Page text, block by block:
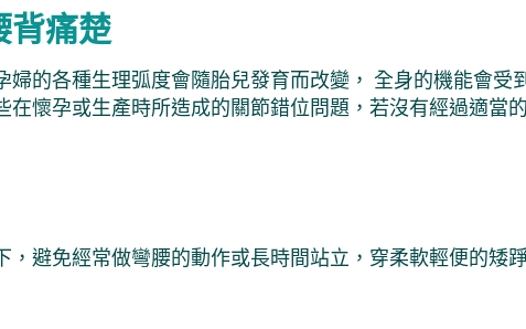
背痛楚
的各種生理弧度會隨胎兒發育而改變， 全身的機能會受
在懷孕或生產時所造成的關節錯位問題，若沒有經過適當
避免經常做彎腰的動作或長時間站立，穿柔軟輕便的矮